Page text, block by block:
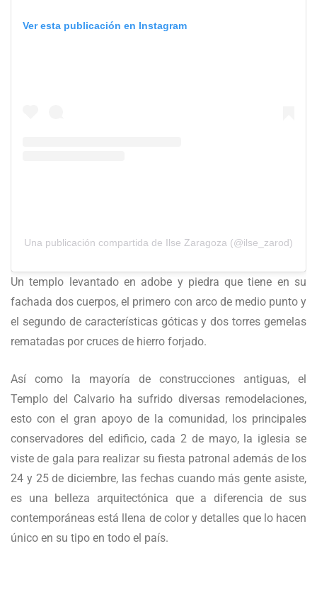
Ver esta publicación en Instagram
Una publicación compartida de Ilse Zaragoza (@ilse_zarod)
Un templo levantado en adobe y piedra que tiene en su
fachada dos cuerpos, el primero con arco de medio punto y
el segundo de características góticas y dos torres gemelas
rematadas por cruces de hierro forjado.
Así como la mayoría de construcciones antiguas, el
Templo del Calvario ha sufrido diversas remodelaciones,
esto con el gran apoyo de la comunidad, los principales
conservadores del edificio, cada 2 de mayo, la iglesia se
viste de gala para realizar su fiesta patronal además de los
24 y 25 de diciembre, las fechas cuando más gente asiste,
es una belleza arquitectónica que a diferencia de sus
contemporáneas está llena de color y detalles que lo hacen
único en su tipo en todo el país.